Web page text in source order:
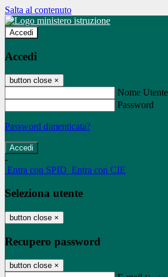
Salta al contenuto
Accedi
Accedi
button close ×
Nome Utente
Password
Password dimenticata?
-
Entra con SPID Entra con CIE
Seleziona utente
button close ×
Recupero password
button close ×